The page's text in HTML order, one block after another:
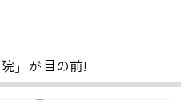
」が目の前!